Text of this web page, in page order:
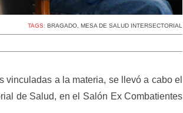
TAGS:BRAGADO ,MESA DE SALUD INTERSECTORIAL
a la materia, se llevó a cabo el
de Salud, en el Salón Ex Combatientes